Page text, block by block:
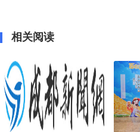
相关阅读